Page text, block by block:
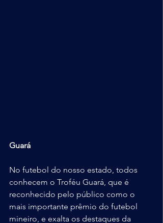
Guará
No futebol do nosso estado, todos
conhecem o Troféu Guará, que é
reconhecido pelo público como o
mais importante prêmio do futebol
mineiro, e exalta os destaques da